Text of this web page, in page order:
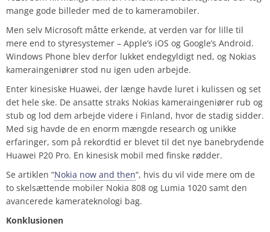
mange gode billeder med de to kameramobiler.
Men selv Microsoft måtte erkende, at verden var for lille til
mere end to styresystemer – Apple’s iOS og Google’s Android.
Windows Phone blev derfor lukket endegyldigt ned, og Nokias
kameraingeniører stod nu igen uden arbejde.
Enter kinesiske Huawei, der længe havde luret i kulissen og set
det hele ske. De ansatte straks Nokias kameraingeniører rub og
stub og lod dem arbejde videre i Finland, hvor de stadig sidder.
Med sig havde de en enorm mængde research og unikke
erfaringer, som på rekordtid er blevet til det nye banebrydende
Huawei P20 Pro. En kinesisk mobil med finske rødder.
Se artiklen “Nokia now and then“, hvis du vil vide mere om de
to skelsættende mobiler Nokia 808 og Lumia 1020 samt den
avancerede kamerateknologi bag.
Konklusionen